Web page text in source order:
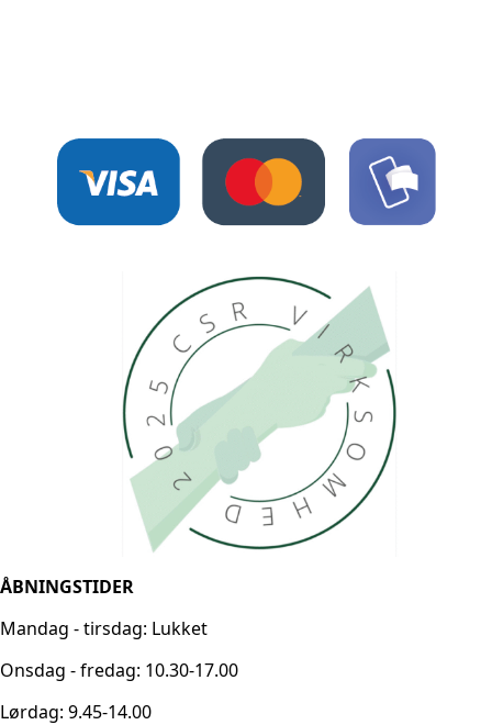
ÅBNINGSTIDER
Mandag - tirsdag: Lukket
Onsdag - fredag: 10.30-17.00
Lørdag: 9.45-14.00